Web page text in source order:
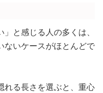
と感じる人の多くは、
ないケースがほとんどで
れる長さを選ぶと、重心